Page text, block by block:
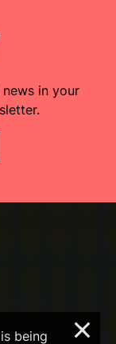
in your
being ×